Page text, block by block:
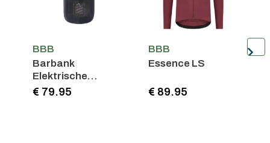
BBB
Barbank
Elektrische
fietsmpomp
€ 79.95
BBB
Essence LS
€ 89.95